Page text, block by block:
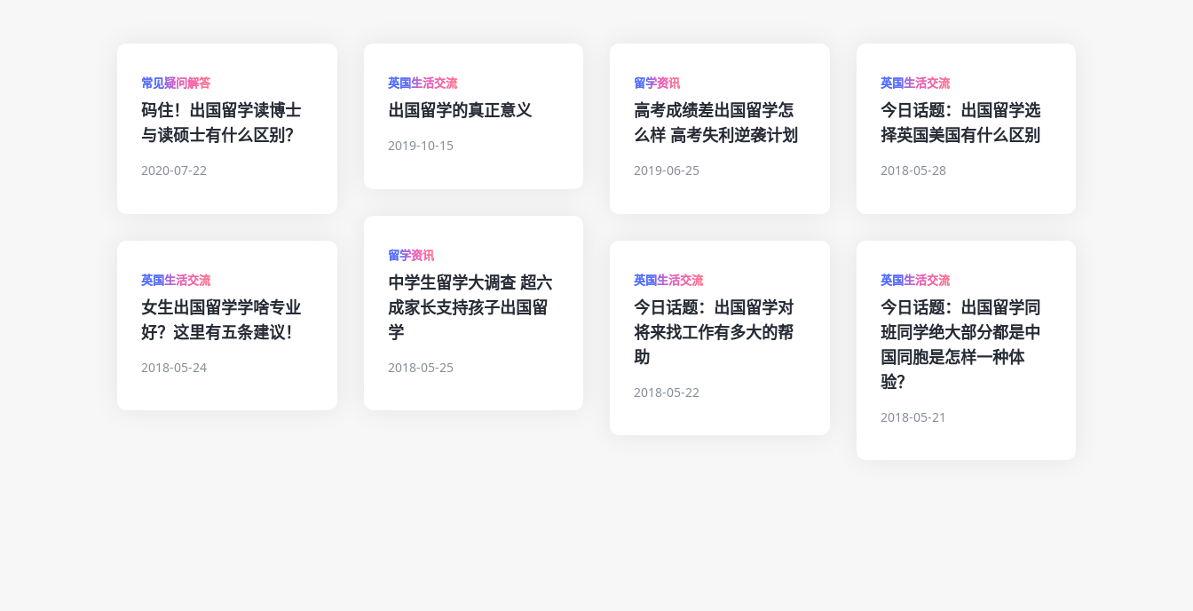
常见疑问解答
码住！出国留学读博士
与读硕士有什么区别？
2020-07-22
英国生活交流
出国留学的真正意义
2019-10-15
留学资讯
高考成绩差出国留学怎
么样 高考失利逆袭计划
2019-06-25
英国生活交流
今日话题：出国留学选
择英国美国有什么区别
2018-05-28
留学资讯
中学生留学大调查 超六
成家长支持孩子出国留
学
2018-05-25
英国生活交流
女生出国留学学啥专业
好？这里有五条建议！
2018-05-24
英国生活交流
今日话题：出国留学对
将来找工作有多大的帮
助
2018-05-22
英国生活交流
今日话题：出国留学同
班同学绝大部分都是中
国同胞是怎样一种体
验？
2018-05-21